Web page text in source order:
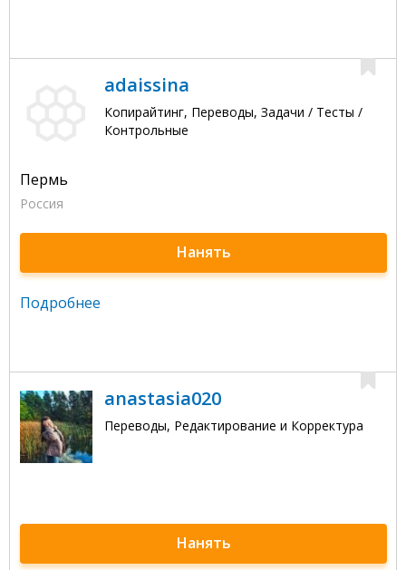
adaissina
Копирайтинг, Переводы, Задачи / Тесты /
Контрольные
Пермь
Россия
Нанять
Подробнее
anastasia020
Переводы, Редактирование и Корректура
Нанять